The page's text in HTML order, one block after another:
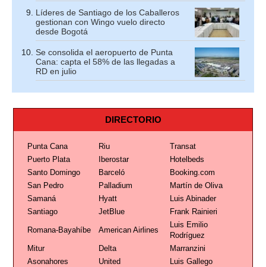
Líderes de Santiago de los Caballeros
gestionan con Wingo vuelo directo
desde Bogotá
Se consolida el aeropuerto de Punta
Cana: capta el 58% de las llegadas a
RD en julio
DIRECTORIO
Punta Cana Riu
Transat
Puerto Plata
Iberostar
Hotelbeds
Santo Domingo
Barceló
Booking.com
San Pedro
Palladium
Martín de Oliva
Samaná
Hyatt
Luis Abinader
Santiago
JetBlue Frank Rainieri
Romana-Bayahíbe American Airlines
Luis Emilio
Rodríguez
Mitur
Delta
Marranzini
Asonahores
United
Luis Gallego